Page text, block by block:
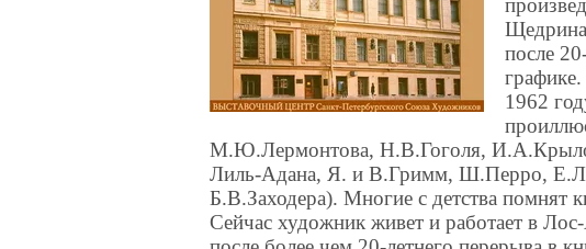
после
1962
М.Ю.Лермонтова, Н.В.Гоголя,
Лиль-Адана, Я. и В.Гримм, Ш.Перро,
Б.В.Заходера). Многие с детства
Сейчас художник живет и работает в